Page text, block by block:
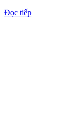
Đọc tiếp